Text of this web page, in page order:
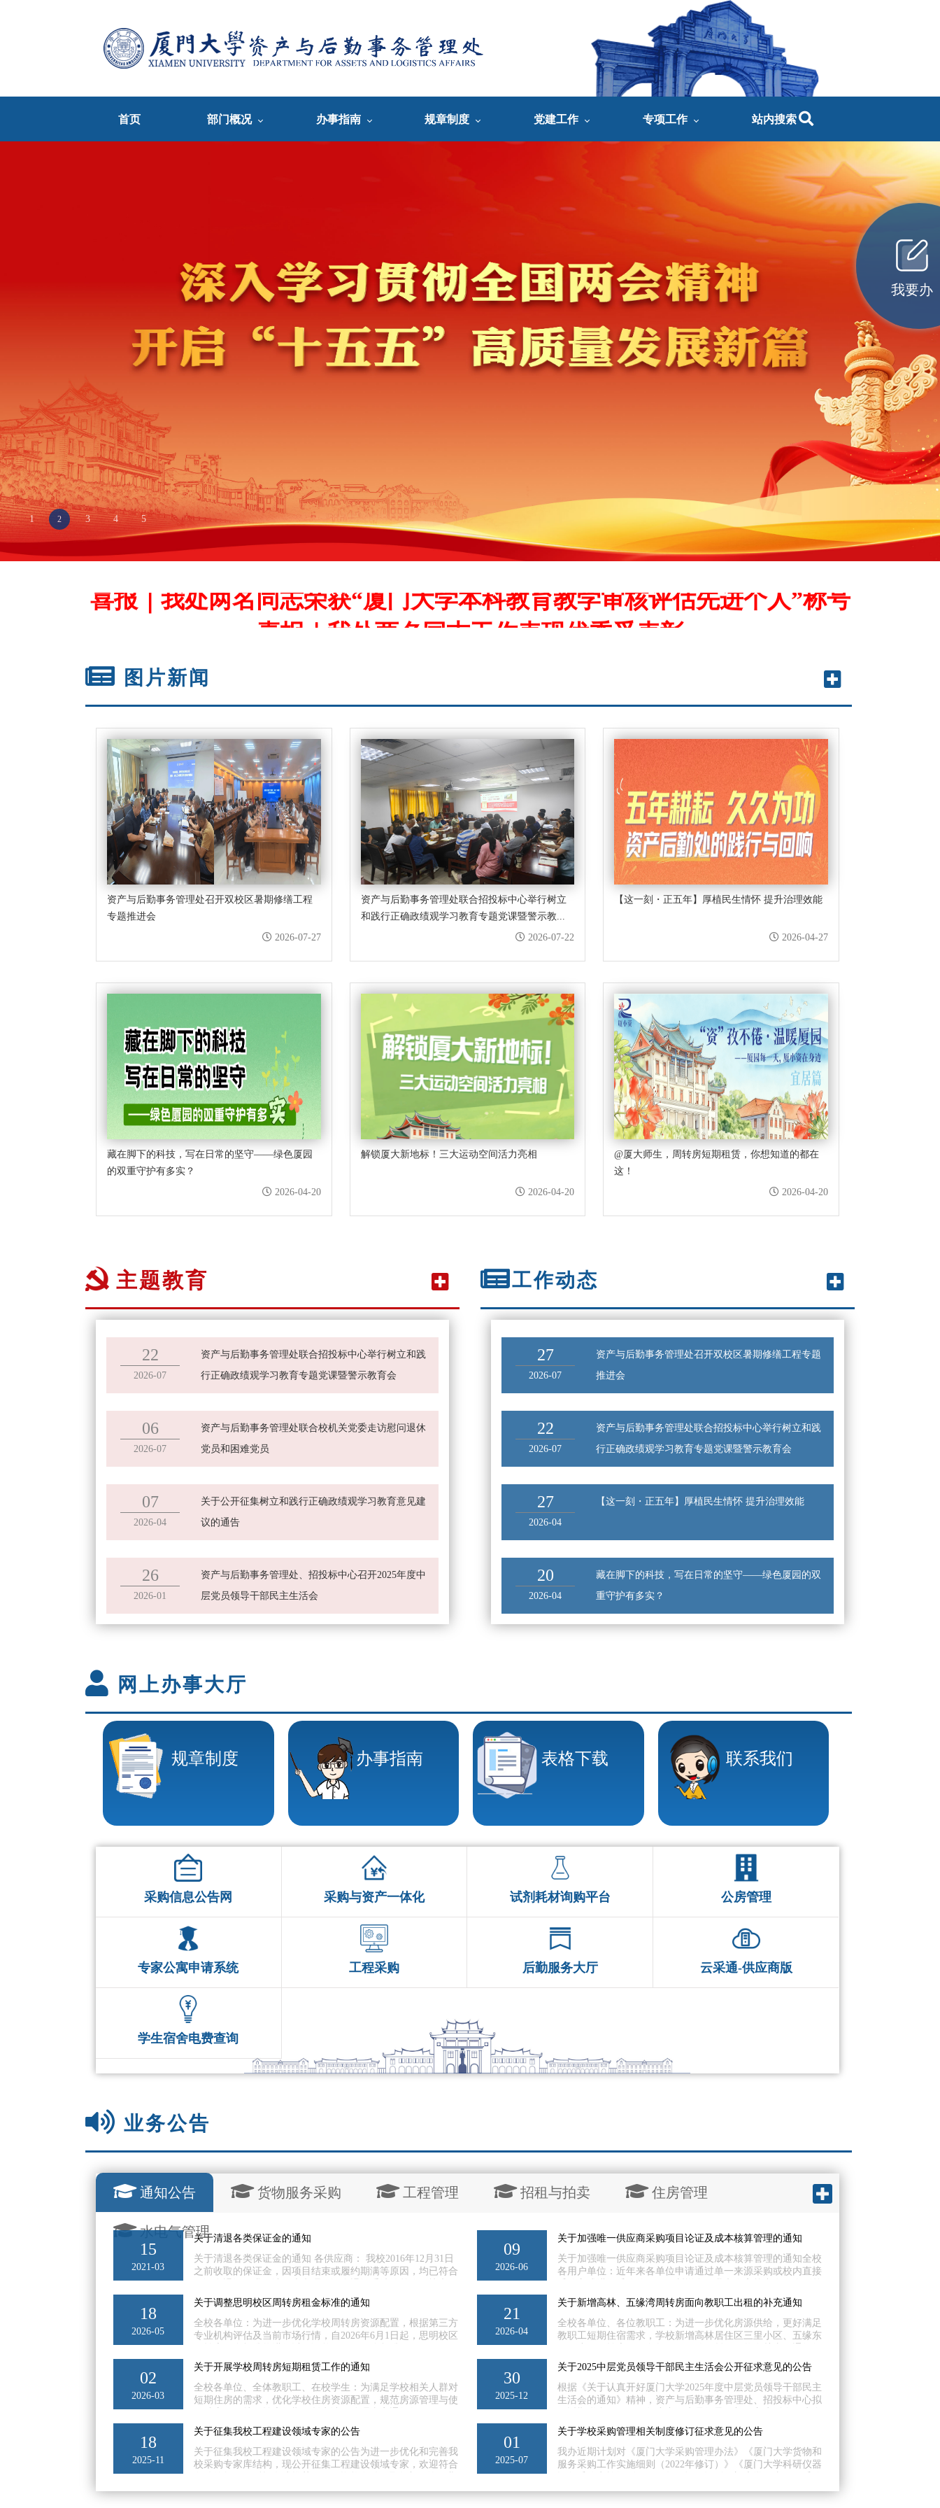
我要办
首页 部门概况 办事指南 规章制度 党建工作 专项工作 站内搜索
1 2 3 4 5
喜报｜我处两名同志工作表现优秀受表彰
图片新闻
资产与后勤事务管理处召开双校区暑期修缮工程
专题推进会
2026-07-27
资产与后勤事务管理处联合招投标中心举行树立
和践行正确政绩观学习教育专题党课暨警示教...
2026-07-22
【这一刻・正五年】厚植民生情怀 提升治理效能
2026-04-27
藏在脚下的科技，写在日常的坚守——绿色厦园
的双重守护有多实？
2026-04-20
解锁厦大新地标！三大运动空间活力亮相
2026-04-20
@厦大师生，周转房短期租赁，你想知道的都在
这！
2026-04-20
主题教育
22
2026-07
资产与后勤事务管理处联合招投标中心举行树立和践
行正确政绩观学习教育专题党课暨警示教育会
06
2026-07
资产与后勤事务管理处联合校机关党委走访慰问退休
党员和困难党员
07
2026-04
关于公开征集树立和践行正确政绩观学习教育意见建
议的通告
26
2026-01
资产与后勤事务管理处、招投标中心召开2025年度中
层党员领导干部民主生活会
工作动态
27
2026-07
资产与后勤事务管理处召开双校区暑期修缮工程专题
推进会
22
2026-07
资产与后勤事务管理处联合招投标中心举行树立和践
行正确政绩观学习教育专题党课暨警示教育会
27
2026-04
【这一刻・正五年】厚植民生情怀 提升治理效能
20
2026-04
藏在脚下的科技，写在日常的坚守——绿色厦园的双
重守护有多实？
网上办事大厅
规章制度 办事指南 表格下载 联系我们
采购信息公告网 采购与资产一体化 试剂耗材询购平台 公房管理
专家公寓申请系统 工程采购 后勤服务大厅 云采通-供应商版
学生宿舍电费查询
业务公告
通知公告 货物服务采购 工程管理 招租与拍卖 住房管理
水电气管理
15
2021-03
关于清退各类保证金的通知
关于清退各类保证金的通知 各供应商： 我校2016年12月31日
之前收取的保证金，因项目结束或履约期满等原因，均已符合
理。2017年1月1日至2020年12月31日，符合退...
09
2026-06
关于加强唯一供应商采购项目论证及成本核算管理的通知
关于加强唯一供应商采购项目论证及成本核算管理的通知全校
各用户单位：近年来各单位申请通过单一来源采购或校内直接
位存在市场调研不充分，适用范围和标准把握不准确、专家论
证质量不高、成本核算依据不清、定价合理性不足等问题，为
进一步规范管理工作，现就有关事项通知如下：一、规范完整
提交申请材料，夯实论证工作质量只能从唯一供应商处采购，
拟采用单一来源采购方式的货物和服务政府采购项目，...
18
2026-05
关于调整思明校区周转房租金标准的通知
全校各单位：为进一步优化学校周转房资源配置，根据第三方
专业机构评估及当前市场行情，自2026年6月1日起，思明校区
的，调整为60元/月・㎡；2. 原租金标准52元/月・㎡的，调整
为50元/月・㎡；3. 原租金标准45元/月・㎡的，调整为40元/
月・㎡。无论新签或正在履行的租赁合同，均统一适用调整后
的新标准，承租人无需另行申请，我处将自动按新标准核算租
金。特此通知。资产与后勤事务管理处2026年5月18日...
21
2026-04
关于新增高林、五缘湾周转房面向教职工出租的补充通知
全校各单位、各位教职工：为进一步优化房源供给，更好满足
教职工短期住宿需求，学校新增高林居住区三里小区、五缘东
下：一、房源及租金标准1. 高林居住区三里周转房：32套，租
金按32元/㎡/月计收；2. 五缘湾片区周转房：5套，租金按37
元/㎡/月计收。二、维修责任说明房屋主体结构维修维护：使
用物业公维金支出，学校进行必要的配合；房屋内部装修、门
窗、水电、厨卫及家具家电等非主体结构项目：...
02
2026-03
关于开展学校周转房短期租赁工作的通知
全校各单位、全体教职工、在校学生：为满足学校相关人群对
短期住房的需求，优化学校住房资源配置，规范房源管理与使
申请对象1.学校教职工（含在编人员、准聘制人员、校本级下
属相关单位劳务派遣人员等）；2.年满18周岁的在校在读研究
生；3.学校各学院、职能部门（因对外协作、项目攻坚等工作
需要申请周转用房的单位）。二、申请要求及材料1.教职工申
请：通过企业微信短期租赁住房模块提交申请，...
30
2025-12
关于2025中层党员领导干部民主生活会公开征求意见的公告
根据《关于认真开好厦门大学2025年度中层党员领导干部民主
生活会的通知》精神，资产与后勤事务管理处、招投标中心拟
面准确查摆问题，增强民主生活会的针对性，切实开好这次民
主生活会，现面向师生广泛征求意见建议，欢迎广大师生对资
产与后勤事务管理处、招投标中心领导班子及班子成员提出意
见与建议。请将您的宝贵意见于2026年1月8日前发送至电子邮
箱：xmuzcc@xmu.edu.cn（...
18
2025-11
关于征集我校工程建设领域专家的公告
关于征集我校工程建设领域专家的公告为进一步优化和完善我
校采购专家库结构，现公开征集工程建设领域专家，欢迎符合
道德，廉洁自律，遵纪守法，无行贿、受贿、欺诈等不良信用
01
2025-07
关于学校采购管理相关制度修订征求意见的公告
我办近期计划对《厦门大学采购管理办法》《厦门大学货物和
服务采购工作实施细则（2022年修订）》《厦门大学科研仪器
工作实施细则（2022年修订）》《厦门大学图书资料采购工作